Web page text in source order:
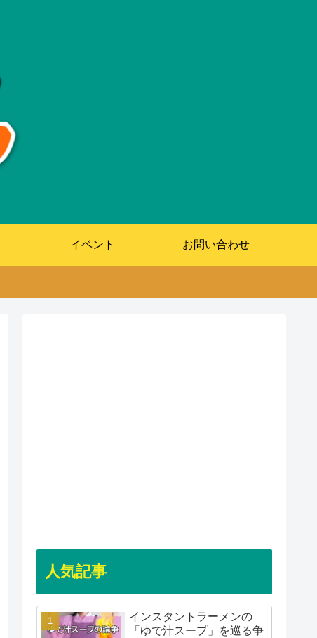
イベント お問い合わせ
人気記事
インスタントラーメンの
「ゆで汁スープ」を巡る争